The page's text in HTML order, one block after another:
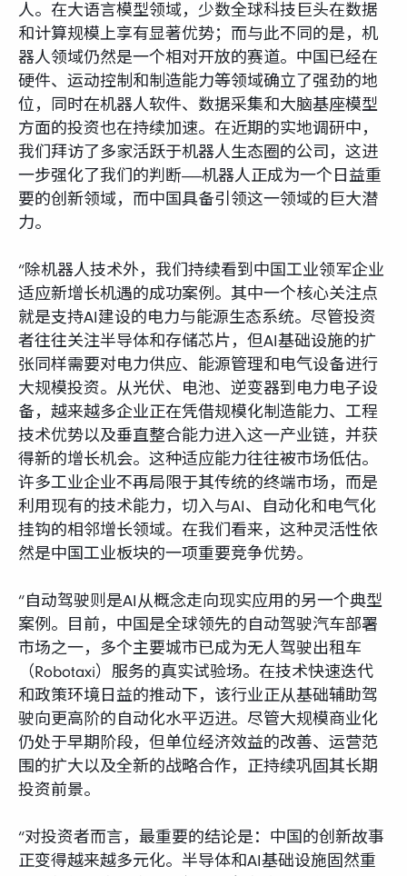
人。在大语言模型领域，少数全球科技巨头在数据
和计算规模上享有显著优势；而与此不同的是，机
器人领域仍然是一个相对开放的赛道。中国已经在
硬件、运动控制和制造能力等领域确立了强劲的地
位，同时在机器人软件、数据采集和大脑基座模型
方面的投资也在持续加速。在近期的实地调研中，
我们拜访了多家活跃于机器人生态圈的公司，这进
一步强化了我们的判断——机器人正成为一个日益重
要的创新领域，而中国具备引领这一领域的巨大潜
力。
“除机器人技术外，我们持续看到中国工业领军企业
适应新增长机遇的成功案例。其中一个核心关注点
就是支持AI建设的电力与能源生态系统。尽管投资
者往往关注半导体和存储芯片，但AI基础设施的扩
张同样需要对电力供应、能源管理和电气设备进行
大规模投资。从光伏、电池、逆变器到电力电子设
备，越来越多企业正在凭借规模化制造能力、工程
技术优势以及垂直整合能力进入这一产业链，并获
得新的增长机会。这种适应能力往往被市场低估。
许多工业企业不再局限于其传统的终端市场，而是
利用现有的技术能力，切入与AI、自动化和电气化
挂钩的相邻增长领域。在我们看来，这种灵活性依
然是中国工业板块的一项重要竞争优势。
“自动驾驶则是AI从概念走向现实应用的另一个典型
案例。目前，中国是全球领先的自动驾驶汽车部署
市场之一，多个主要城市已成为无人驾驶出租车
（Robotaxi）服务的真实试验场。在技术快速迭代
和政策环境日益的推动下，该行业正从基础辅助驾
驶向更高阶的自动化水平迈进。尽管大规模商业化
仍处于早期阶段，但单位经济效益的改善、运营范
围的扩大以及全新的战略合作，正持续巩固其长期
投资前景。
“对投资者而言，最重要的结论是：中国的创新故事
正变得越来越多元化。半导体和AI基础设施固然重